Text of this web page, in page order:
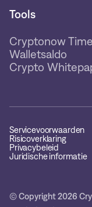
Tools
Cryptonow
Walletsaldo
Crypto
Servicevoorwaarden
Risicoverklaring
Privacybeleid
Juridische informatie
© Copyright 2026